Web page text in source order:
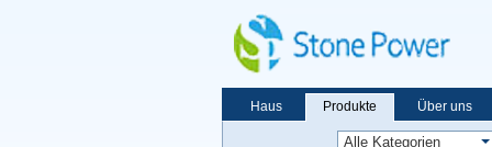
Haus Produkte Über uns